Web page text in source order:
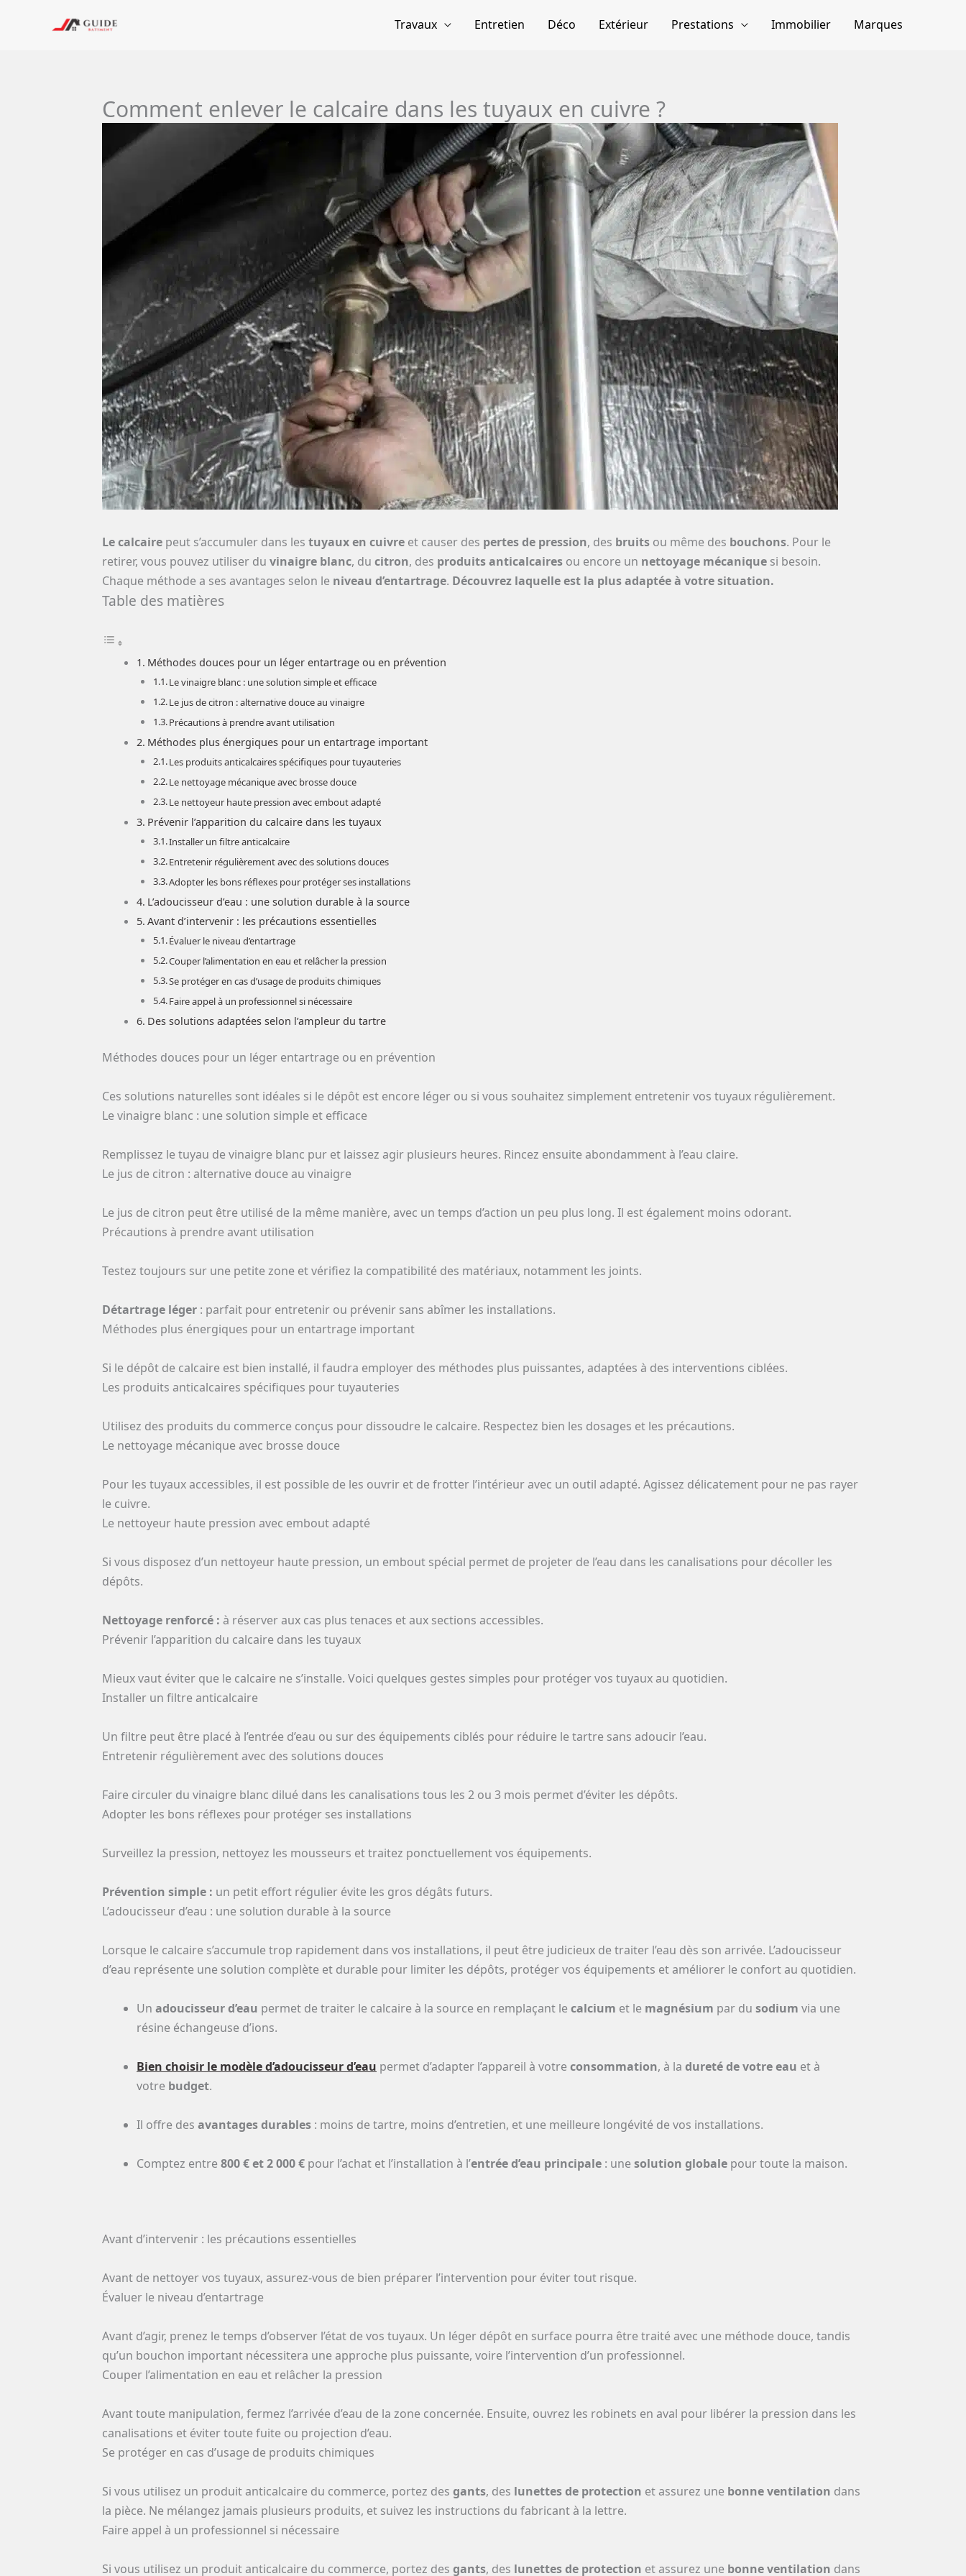
Travaux Entretien Déco Extérieur Prestations Immobilier Marques
Comment enlever le calcaire dans les tuyaux en cuivre ?
Le calcaire peut s’accumuler dans les tuyaux en cuivre et causer des pertes de pression, des bruits ou même des bouchons. Pour le
retirer, vous pouvez utiliser du vinaigre blanc, du citron, des produits anticalcaires ou encore un nettoyage mécanique si besoin.
Chaque méthode a ses avantages selon le niveau d’entartrage. Découvrez laquelle est la plus adaptée à votre situation.
Table des matières
Méthodes douces pour un léger entartrage ou en prévention
Le vinaigre blanc : une solution simple et efficace
Le jus de citron : alternative douce au vinaigre
Précautions à prendre avant utilisation
Méthodes plus énergiques pour un entartrage important
Les produits anticalcaires spécifiques pour tuyauteries
Le nettoyage mécanique avec brosse douce
Le nettoyeur haute pression avec embout adapté
Prévenir l’apparition du calcaire dans les tuyaux
Installer un filtre anticalcaire
Entretenir régulièrement avec des solutions douces
Adopter les bons réflexes pour protéger ses installations
L’adoucisseur d’eau : une solution durable à la source
Avant d’intervenir : les précautions essentielles
Évaluer le niveau d’entartrage
Couper l’alimentation en eau et relâcher la pression
Se protéger en cas d’usage de produits chimiques
Faire appel à un professionnel si nécessaire
Des solutions adaptées selon l’ampleur du tartre
Méthodes douces pour un léger entartrage ou en prévention
Ces solutions naturelles sont idéales si le dépôt est encore léger ou si vous souhaitez simplement entretenir vos tuyaux régulièrement.
Le vinaigre blanc : une solution simple et efficace
Remplissez le tuyau de vinaigre blanc pur et laissez agir plusieurs heures. Rincez ensuite abondamment à l’eau claire.
Le jus de citron : alternative douce au vinaigre
Le jus de citron peut être utilisé de la même manière, avec un temps d’action un peu plus long. Il est également moins odorant.
Précautions à prendre avant utilisation
Testez toujours sur une petite zone et vérifiez la compatibilité des matériaux, notamment les joints.
Détartrage léger : parfait pour entretenir ou prévenir sans abîmer les installations.
Méthodes plus énergiques pour un entartrage important
Si le dépôt de calcaire est bien installé, il faudra employer des méthodes plus puissantes, adaptées à des interventions ciblées.
Les produits anticalcaires spécifiques pour tuyauteries
Utilisez des produits du commerce conçus pour dissoudre le calcaire. Respectez bien les dosages et les précautions.
Le nettoyage mécanique avec brosse douce
Pour les tuyaux accessibles, il est possible de les ouvrir et de frotter l’intérieur avec un outil adapté. Agissez délicatement pour ne pas rayer
le cuivre.
Le nettoyeur haute pression avec embout adapté
Si vous disposez d’un nettoyeur haute pression, un embout spécial permet de projeter de l’eau dans les canalisations pour décoller les
dépôts.
Nettoyage renforcé : à réserver aux cas plus tenaces et aux sections accessibles.
Prévenir l’apparition du calcaire dans les tuyaux
Mieux vaut éviter que le calcaire ne s’installe. Voici quelques gestes simples pour protéger vos tuyaux au quotidien.
Installer un filtre anticalcaire
Un filtre peut être placé à l’entrée d’eau ou sur des équipements ciblés pour réduire le tartre sans adoucir l’eau.
Entretenir régulièrement avec des solutions douces
Faire circuler du vinaigre blanc dilué dans les canalisations tous les 2 ou 3 mois permet d’éviter les dépôts.
Adopter les bons réflexes pour protéger ses installations
Surveillez la pression, nettoyez les mousseurs et traitez ponctuellement vos équipements.
Prévention simple : un petit effort régulier évite les gros dégâts futurs.
L’adoucisseur d’eau : une solution durable à la source
Lorsque le calcaire s’accumule trop rapidement dans vos installations, il peut être judicieux de traiter l’eau dès son arrivée. L’adoucisseur
d’eau représente une solution complète et durable pour limiter les dépôts, protéger vos équipements et améliorer le confort au quotidien.
Un adoucisseur d’eau permet de traiter le calcaire à la source en remplaçant le calcium et le magnésium par du sodium via une
résine échangeuse d’ions.
Bien choisir le modèle d’adoucisseur d’eau permet d’adapter l’appareil à votre consommation, à la dureté de votre eau et à
votre budget.
Il offre des avantages durables : moins de tartre, moins d’entretien, et une meilleure longévité de vos installations.
Comptez entre 800 € et 2 000 € pour l’achat et l’installation à l’entrée d’eau principale : une solution globale pour toute la maison.
Avant d’intervenir : les précautions essentielles
Avant de nettoyer vos tuyaux, assurez-vous de bien préparer l’intervention pour éviter tout risque.
Évaluer le niveau d’entartrage
Avant d’agir, prenez le temps d’observer l’état de vos tuyaux. Un léger dépôt en surface pourra être traité avec une méthode douce, tandis
qu’un bouchon important nécessitera une approche plus puissante, voire l’intervention d’un professionnel.
Couper l’alimentation en eau et relâcher la pression
Avant toute manipulation, fermez l’arrivée d’eau de la zone concernée. Ensuite, ouvrez les robinets en aval pour libérer la pression dans les
canalisations et éviter toute fuite ou projection d’eau.
Se protéger en cas d’usage de produits chimiques
Si vous utilisez un produit anticalcaire du commerce, portez des gants, des lunettes de protection et assurez une bonne ventilation dans
la pièce. Ne mélangez jamais plusieurs produits, et suivez les instructions du fabricant à la lettre.
Faire appel à un professionnel si nécessaire
Si vous utilisez un produit anticalcaire du commerce, portez des gants, des lunettes de protection et assurez une bonne ventilation dans